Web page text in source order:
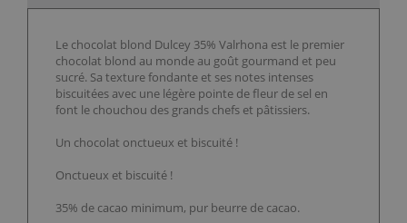
Le chocolat blond Dulcey 35% Valrhona est le premier
chocolat blond au monde au goût gourmand et peu
sucré. Sa texture fondante et ses notes intenses
biscuitées avec une légère pointe de fleur de sel en
font le chouchou des grands chefs et pâtissiers.
Un chocolat onctueux et biscuité !
Onctueux et biscuité !
35% de cacao minimum, pur beurre de cacao.